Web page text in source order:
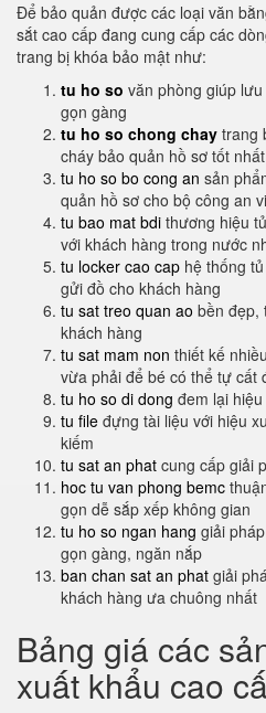
Để bảo quản được các loại văn
sắt cao cấp đang cung cấp các
trang bị khóa bảo mật như:
tu ho so văn phòng giúp
gọn gàng
tu ho so chong chay trang
cháy bảo quản hồ sơ tốt nhất
tu ho so bo cong an sản
quản hồ sơ cho bộ công an
tu bao mat bdi thương hiệu
với khách hàng trong nước
tu locker cao cap hệ thống
gửi đồ cho khách hàng
tu sat treo quan ao bền đẹp,
khách hàng
tu sat mam non thiết kế
vừa phải để bé có thể tự cất
tu ho so di dong đem lại
tu file đựng tài liệu với hiệu
kiếm
tu sat an phat cung cấp giải
hoc tu van phong bemc
gọn dễ sắp xếp không gian
tu ho so ngan hang giải
gọn gàng, ngăn nắp
ban chan sat an phat giải
khách hàng ưa chuông nhất
Bảng giá các
xuất khẩu cao